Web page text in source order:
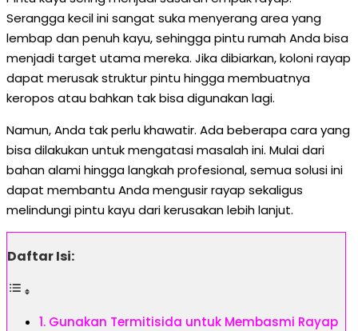
Serangga kecil ini sangat suka menyerang area yang
lembap dan penuh kayu, sehingga pintu rumah Anda bisa
menjadi target utama mereka. Jika dibiarkan, koloni rayap
dapat merusak struktur pintu hingga membuatnya
keropos atau bahkan tak bisa digunakan lagi.
Namun, Anda tak perlu khawatir. Ada beberapa cara yang
bisa dilakukan untuk mengatasi masalah ini. Mulai dari
bahan alami hingga langkah profesional, semua solusi ini
dapat membantu Anda mengusir rayap sekaligus
melindungi pintu kayu dari kerusakan lebih lanjut.
Daftar Isi:
1. Gunakan Termitisida untuk Membasmi Rayap